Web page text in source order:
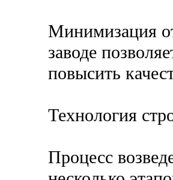
Минимизация
заводе
повысить
Технология
Процесс